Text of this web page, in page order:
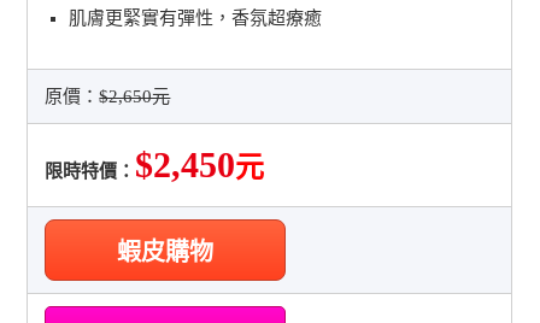
肌膚更緊實有彈性，香氛超療癒
原價：$2,650元
限時特價： $2,450元
蝦皮購物